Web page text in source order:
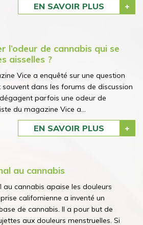
EN SAVOIR PLUS
l’odeur de cannabis qui se
aisselles ?
Vice a enquêté sur une question
dans les forums de discussion
parfois une odeur de
du magazine Vice a...
EN SAVOIR PLUS
au cannabis
cannabis apaise les douleurs
californienne a inventé un
de cannabis. Il a pour but de
aux douleurs menstruelles. Si